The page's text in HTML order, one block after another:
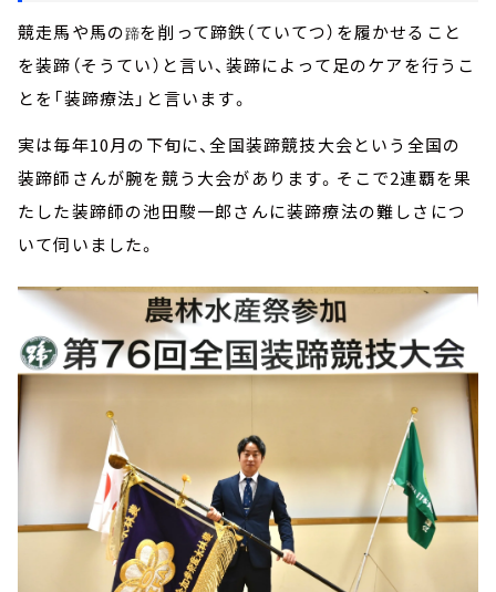
競走馬や馬の蹄を削って蹄鉄（ていてつ）を履かせること
を装蹄（そうてい）と言い、装蹄によって足のケアを行うこ
とを「装蹄療法」と言います。
実は毎年10月の下旬に、全国装蹄競技大会という全国の
装蹄師さんが腕を競う大会があります。そこで2連覇を果
たした装蹄師の池田駿一郎さんに装蹄療法の難しさにつ
いて伺いました。